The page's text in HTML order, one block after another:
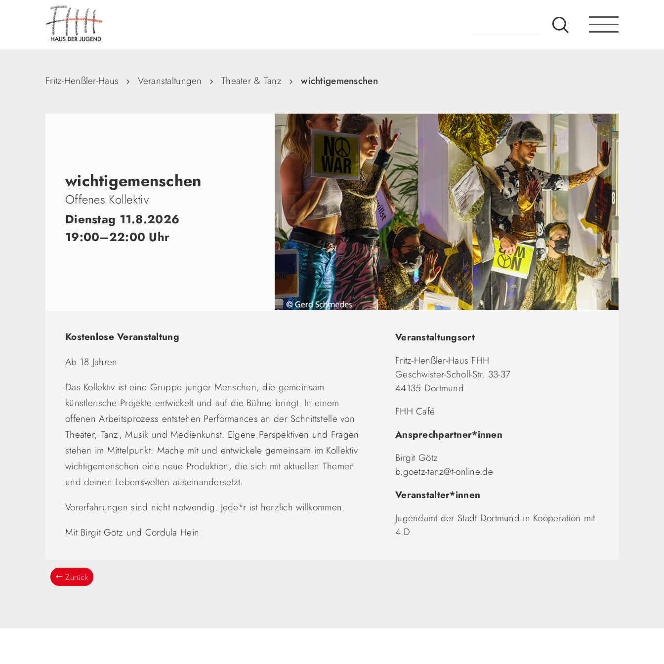
Fritz-Henßler-Haus Veranstaltungen Theater & Tanz wichtigemenschen​
wichtigemenschen​
Offenes Kollektiv
Dienstag 11.8.2026
19:00–22:00 Uhr
Kostenlose Veranstaltung
Ab 18 Jahren
Das Kollektiv ist eine Gruppe junger Menschen, die gemeinsam
künstlerische Projekte entwickelt und auf die Bühne bringt. In einem
offenen Arbeitsprozess entstehen Performances an der Schnittstelle von
Theater, Tanz, Musik und Medienkunst. Eigene Perspektiven und Fragen
stehen im Mittelpunkt: Mache mit und entwickele gemeinsam im Kollektiv
wichtigemenschen eine neue Produktion, die sich mit aktuellen Themen
und deinen Lebenswelten auseinandersetzt.
Vorerfahrungen sind nicht notwendig. Jede*r ist herzlich willkommen.
Mit Birgit Götz und Cordula Hein
Veranstaltungsort
Fritz-Henßler-Haus FHH
Geschwister-Scholl-Str. 33-37
44135 Dortmund
FHH Café
Ansprechpartner*innen
Birgit Götz
b.goetz-tanz@t-online.de
Veranstalter*innen
Jugendamt der Stadt Dortmund in Kooperation mit
4.D
Zurück